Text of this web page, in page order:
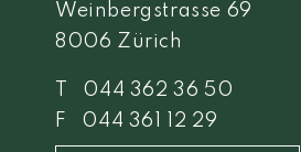
Weinbergstrasse 69
8006 Zürich
T 044 362 36 50
F 044 361 12 29